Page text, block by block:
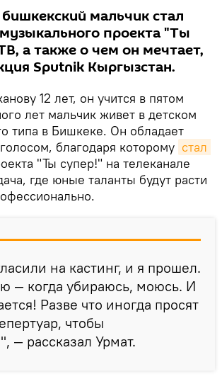
мальчик стал
проекта "Ты
а также о чем он мечтает,
Sputnik Кыргызстан.
12 лет, он учится в пятом
лет мальчик живет в детском
типа в Бишкеке. Он обладает
благодаря которому стал
"Ты супер!" на телеканале
где юные таланты будут расти
на кастинг, и я прошел.
— когда убираюсь, моюсь. И
Разве что иногда просят
чтобы
— рассказал Урмат.